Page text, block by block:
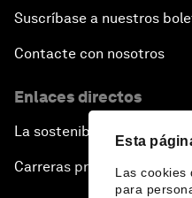
Esta
Las cookies
para
Suscríbase a nuestros
Contacte con nosotros
Enlaces directos
La sostenibilidad en el Foro
Carreras profesionales